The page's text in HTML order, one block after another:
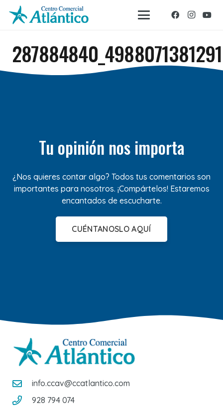
Tu opinión nos importa
¿Nos quieres contar algo? Todos tus comentarios son
importantes para nosotros. ¡Compártelos! Estaremos
encantados de escucharte.
CUÉNTANOSLO AQUÍ
info.ccav@ccatlantico.com
928 794 074